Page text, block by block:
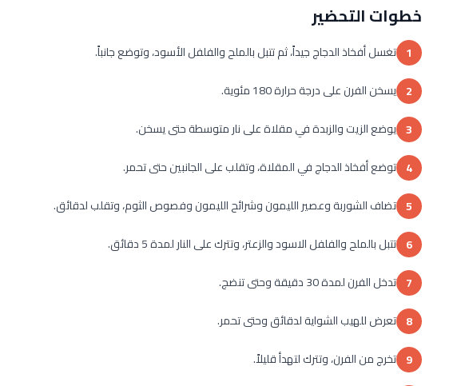
خطوات التحضير
1 تغسل أفخاذ الدجاج جيداً، ثم تتبل بالملح والفلفل الأسود، وتوضع جانباً.
2 يسخن الفرن على درجة حرارة 180 مئوية.
3 يوضع الزيت والزبدة في مقلاة على نار متوسطة حتى يسخن.
4 توضع أفخاذ الدجاج في المقلاة، وتقلب على الجانبين حتى تحمر.
5 تضاف الشوربة وعصير الليمون وشرائح الليمون وفصوص الثوم، وتقلب لدقائق.
6 تتبل بالملح والفلفل الاسود والزعتر، وتترك على النار لمدة 5 دقائق.
7 تدخل الفرن لمدة 30 دقيقة وحتى تنضج.
8 تعرض للهيب الشواية لدقائق وحتى تحمر.
9 تخرج من الفرن، وتترك لتهدأ قليلاً.